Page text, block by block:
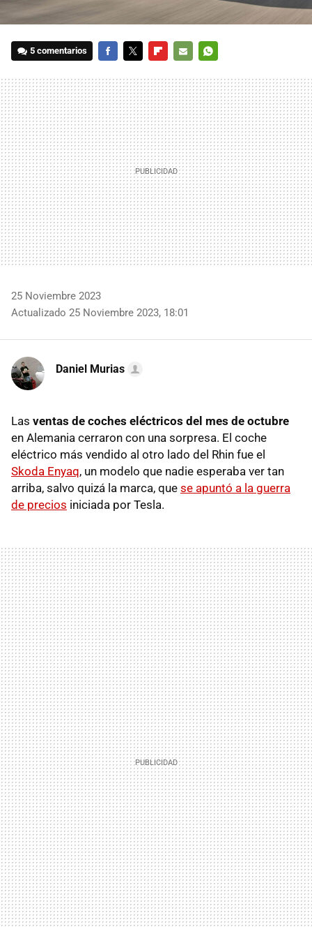
5 comentarios
MAIL
25 Noviembre 2023
Actualizado 25 Noviembre 2023, 18:01
Daniel Murias
Las ventas de coches eléctricos del mes de octubre
en Alemania cerraron con una sorpresa. El coche
eléctrico más vendido al otro lado del Rhin fue el
Skoda Enyaq, un modelo que nadie esperaba ver tan
arriba, salvo quizá la marca, que se apuntó a la guerra
de precios iniciada por Tesla.